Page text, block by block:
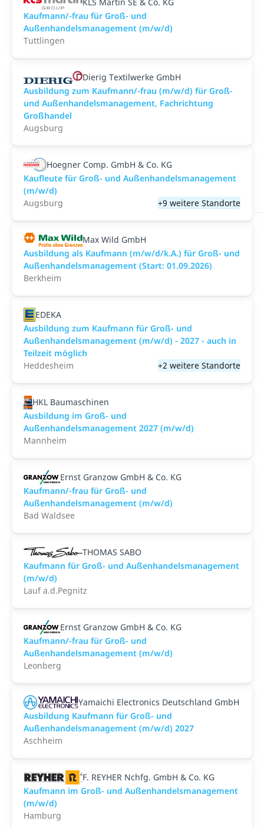
Kaufmann/-frau für Groß- und
Außenhandelsmanagement (m/w/d)
Tuttlingen
Dierig Textilwerke GmbH
Ausbildung zum Kaufmann/-frau (m/w/d) für Groß-
und Außenhandelsmanagement, Fachrichtung
Großhandel
Augsburg
Hoegner Comp. GmbH & Co. KG
Kaufleute für Groß- und Außenhandelsmanagement
(m/w/d)
Augsburg
+9 weitere Standorte
Max Wild GmbH
Ausbildung als Kaufmann (m/w/d/k.A.) für Groß- und
Außenhandelsmanagement (Start: 01.09.2026)
Berkheim
EDEKA
Ausbildung zum Kaufmann für Groß- und
Außenhandelsmanagement (m/w/d) - 2027 - auch in
Teilzeit möglich
Heddesheim
+2 weitere Standorte
HKL Baumaschinen
Ausbildung im Groß- und
Außenhandelsmanagement 2027 (m/w/d)
Mannheim
Ernst Granzow GmbH & Co. KG
Kaufmann/-frau für Groß- und
Außenhandelsmanagement (m/w/d)
Bad Waldsee
THOMAS SABO
Kaufmann für Groß- und Außenhandelsmanagement
(m/w/d)
Lauf a.d.Pegnitz
Ernst Granzow GmbH & Co. KG
Kaufmann/-frau für Groß- und
Außenhandelsmanagement (m/w/d)
Leonberg
Yamaichi Electronics Deutschland GmbH
Ausbildung Kaufmann für Groß- und
Außenhandelsmanagement (m/w/d) 2027
Aschheim
F. REYHER Nchfg. GmbH & Co. KG
Kaufmann im Groß- und Außenhandelsmanagement
(m/w/d)
Hamburg